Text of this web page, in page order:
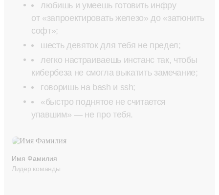
Имя Фамилия
Лидер команды
любишь и умеешь готовить инфру
от «запроектировать железо» до «затюнить
софт»;
шесть девяток для тебя не предел;
легко настраиваешь инстанс так, чтобы
кибербеза не смогла выкатить замечание;
говоришь на bash и ssh;
«быстро поднятое не считается
упавшим» — не про тебя.